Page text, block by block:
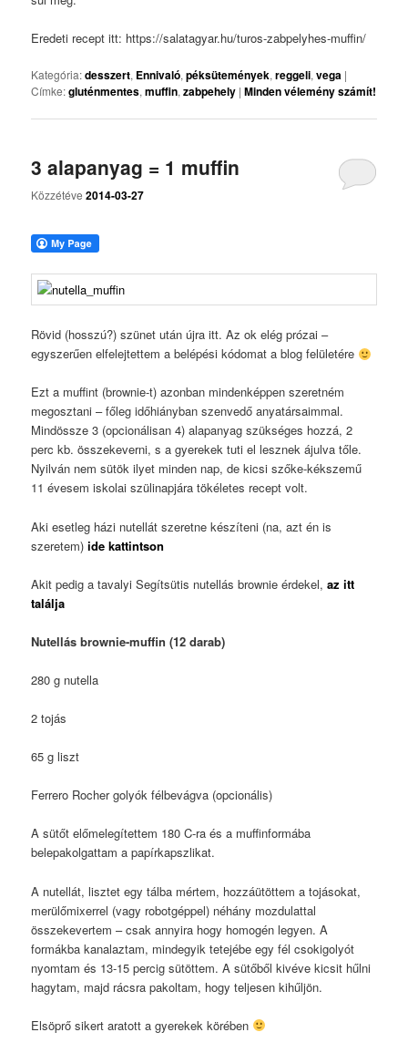
Eredeti recept itt: https://salatagyar.hu/turos-zabpelyhes-muffin/
Kategória:desszert, Ennivaló,péksütemények,reggeli,vega |
Címke:gluténmentes,muffin,zabpehely |Minden vélemény számít!
3 alapanyag = 1 muffin
Közzétéve2014-03-27
Rövid (hosszú?) szünet után újra itt. Az ok elég prózai –
egyszerűen elfelejtettem a belépési kódomat a blog felületére
Ezt a muffint (brownie-t) azonban mindenképpen szeretném
megosztani – főleg időhiányban szenvedő anyatársaimmal.
Mindössze 3 (opcionálisan 4) alapanyag szükséges hozzá, 2
perc kb. összekeverni, s a gyerekek tuti el lesznek ájulva tőle.
Nyilván nem sütök ilyet minden nap, de kicsi szőke-kékszemű
11 évesem iskolai szülinapjára tökéletes recept volt.
Aki esetleg házi nutellát szeretne készíteni (na, azt én is
szeretem) ide kattintson
Akit pedig a tavalyi Segítsütis nutellás brownie érdekel, az itt
találja
Nutellás brownie-muffin (12 darab)
280 g nutella
2 tojás
65 g liszt
Ferrero Rocher golyók félbevágva (opcionális)
A sütőt előmelegítettem 180 C-ra és a muffinformába
belepakolgattam a papírkapszlikat.
A nutellát, lisztet egy tálba mértem, hozzáütöttem a tojásokat,
merülőmixerrel (vagy robotgéppel) néhány mozdulattal
összekevertem – csak annyira hogy homogén legyen. A
formákba kanalaztam, mindegyik tetejébe egy fél csokigolyót
nyomtam és 13-15 percig sütöttem. A sütőből kivéve kicsit hűlni
hagytam, majd rácsra pakoltam, hogy teljesen kihűljön.
Elsöprő sikert aratott a gyerekek körében